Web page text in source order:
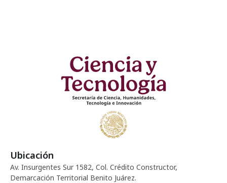
Ubicación
Av. Insurgentes Sur 1582, Col. Crédito Constructor,
Demarcación Territorial Benito Juárez.